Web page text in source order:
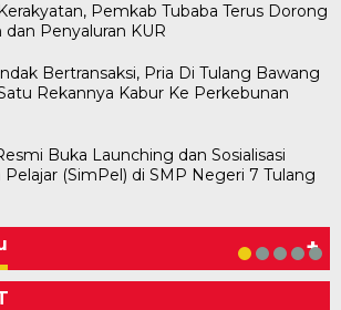
Pemkab Tubaba Terus Dorong
Penyaluran KUR
Bertransaksi, Pria Di Tulang Bawang
Rekannya Kabur Ke Perkebunan
Buka Launching dan Sosialisasi
Pelajar (SimPel) di SMP Negeri 7 Tulang
+
Sikap Siap Bersinergi
Golkar Tulang Bawang Gelar
Hanan Resmi ‘Nakhodai’ DPD II
Budi Yohanda sebagai
2026
Hadiri Pelantikan Pengurus DPD
2026